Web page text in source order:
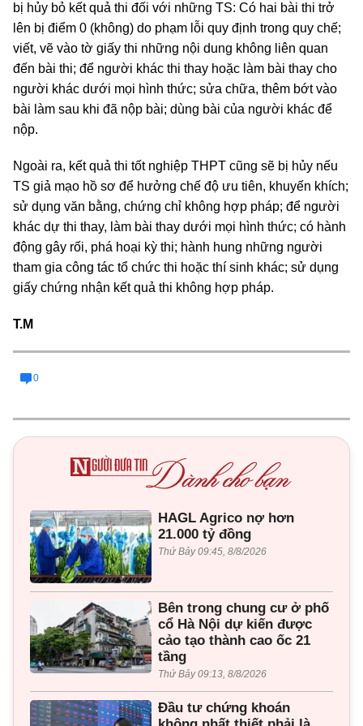
bị hủy bỏ kết quả thi đối với những TS: Có hai bài thi trở
lên bị điểm 0 (không) do phạm lỗi quy định trong quy chế;
viết, vẽ vào tờ giấy thi những nội dung không liên quan
đến bài thi; để người khác thi thay hoặc làm bài thay cho
người khác dưới mọi hình thức; sửa chữa, thêm bớt vào
bài làm sau khi đã nộp bài; dùng bài của người khác để
nộp.
Ngoài ra, kết quả thi tốt nghiệp THPT cũng sẽ bị hủy nếu
TS giả mạo hồ sơ để hưởng chế độ ưu tiên, khuyến khích;
sử dụng văn bằng, chứng chỉ không hợp pháp; để người
khác dự thi thay, làm bài thay dưới mọi hình thức; có hành
động gây rối, phá hoại kỳ thi; hành hung những người
tham gia công tác tổ chức thi hoặc thí sinh khác; sử dụng
giấy chứng nhận kết quả thi không hợp pháp.
T.M
0
HAGL Agrico nợ hơn
21.000 tỷ đồng
Thứ Bảy 09:45, 8/8/2026
Bên trong chung cư ở phố
cổ Hà Nội dự kiến được
cảo tạo thành cao ốc 21
tầng
Thứ Bảy 09:13, 8/8/2026
Đầu tư chứng khoán